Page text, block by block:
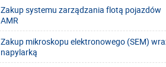
Zakup systemu zarządzania flotą pojazdów
AMR
Zakup mikroskopu elektronowego (SEM)
napylarką